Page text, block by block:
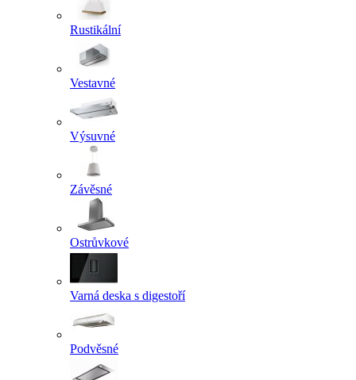
Rustikální
Vestavné
Výsuvné
Závěsné
Ostrůvkové
Varná deska s digestoří
Podvěsné